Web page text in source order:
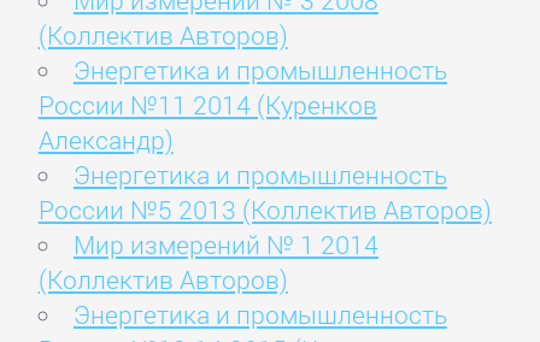
(Коллектив Авторов)
Энергетика и промышленность
России №11 2014 (Куренков
Александр)
Энергетика и промышленность
России №5 2013 (Коллектив Авторов)
Мир измерений № 1 2014
(Коллектив Авторов)
Энергетика и промышленность